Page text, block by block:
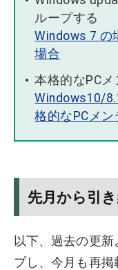
ループする
Windows 7 の
場合
本格的なPC
Windows10/
格的なPCメン
先月から引
以下、過去の更
プし、今月も再掲